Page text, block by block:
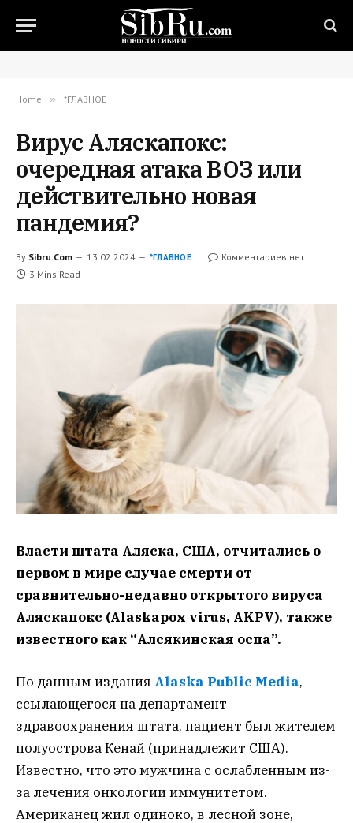
Home » *ГЛАВНОЕ
Вирус Аляскапокс:
очередная атака ВОЗ или
действительно новая
пандемия?
By Sibru.Com 13.02.2024 *ГЛАВНОЕ
Комментариев нет
3 Mins Read
Власти штата Аляска, США, отчитались о
первом в мире случае смерти от
сравнительно-недавно открытого вируса
Аляскапокс (Alaskapox virus, AKPV), также
известного как “Алсякинская оспа”.
По данным издания Alaska Public Media,
ссылающегося на департамент
здравоохранения штата, пациент был жителем
полуострова Кенай (принадлежит США).
Известно, что это мужчина с ослабленным из-
за лечения онкологии иммунитетом.
Американец жил одиноко, в лесной зоне,